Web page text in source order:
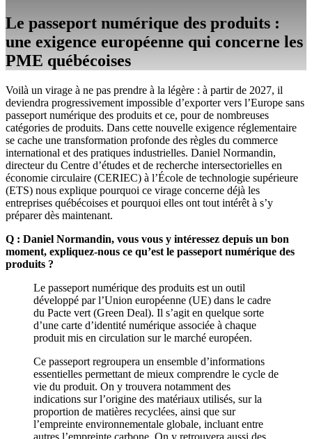
Le passeport numérique des produits :
une exigence européenne qui concerne les
PME québécoises
Voilà un virage à ne pas prendre à la légère : à partir de 2027, il
deviendra progressivement impossible d’exporter vers l’Europe sans
passeport numérique des produits et ce, pour de nombreuses
catégories de produits. Dans cette nouvelle exigence réglementaire
se cache une transformation profonde des règles du commerce
international et des pratiques industrielles. Daniel Normandin,
directeur du Centre d’études et de recherche intersectorielles en
économie circulaire (CERIEC) à l’École de technologie supérieure
(ETS) nous explique pourquoi ce virage concerne déjà les
entreprises québécoises et pourquoi elles ont tout intérêt à s’y
préparer dès maintenant.
Q : Daniel Normandin, vous vous y intéressez depuis un bon
moment, expliquez-nous ce qu’est le passeport numérique des
produits ?
Le passeport numérique des produits est un outil
développé par l’Union européenne (UE) dans le cadre
du Pacte vert (Green Deal). Il s’agit en quelque sorte
d’une carte d’identité numérique associée à chaque
produit mis en circulation sur le marché européen.
Ce passeport regroupera un ensemble d’informations
essentielles permettant de mieux comprendre le cycle de
vie du produit. On y trouvera notamment des
indications sur l’origine des matériaux utilisés, sur la
proportion de matières recyclées, ainsi que sur
l’empreinte environnementale globale, incluant entre
autres l’empreinte carbone. On y retrouvera aussi des